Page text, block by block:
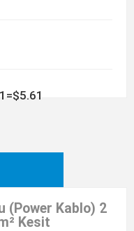
=$5.61
(Power Kablo) 2
Kesit